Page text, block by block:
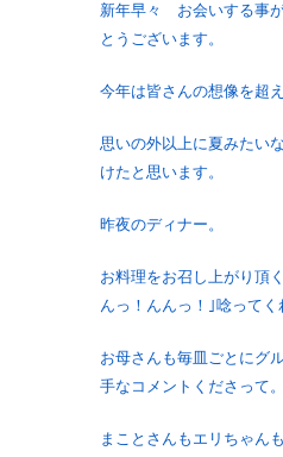
新年早々 お会いする事
とうございます。
今年は皆さんの想像を超
思いの外以上に夏みたい
けたと思います。
昨夜のディナー。
お料理をお召し上がり頂
んっ！んんっ！｣唸ってく
お母さんも毎皿ごとにグ
手なコメントくださって。
まことさんもエリちゃん